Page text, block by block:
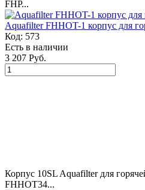
FHP...
Aquafilter FHHOT-1 корпус для
Код: 573
Есть в наличии
3 207 Руб.
Корпус 10SL Aquafilter для
FHHOT34...